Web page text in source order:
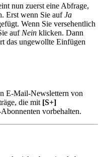
nun zuerst eine Abfrage,
Erst wenn Sie aufJa
Wenn Sie versehentlich
auf Nein klicken. Dann
das ungewollte Einfügen
E-Mail-Newslettern von
die mit [S+]
vorbehalten.